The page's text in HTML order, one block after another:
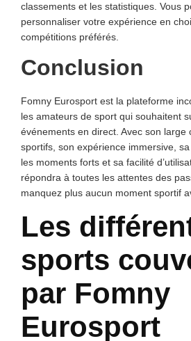
classements et les statistiques. Vous
personnaliser votre expérience en
compétitions préférés.
Conclusion
Fomny Eurosport est la plateforme
les amateurs de sport qui souhaitent
événements en direct. Avec son large
sportifs, son expérience immersive,
les moments forts et sa facilité
répondra à toutes les attentes des
manquez plus aucun moment sportif
Les
sports
par Fomny
Eurosport